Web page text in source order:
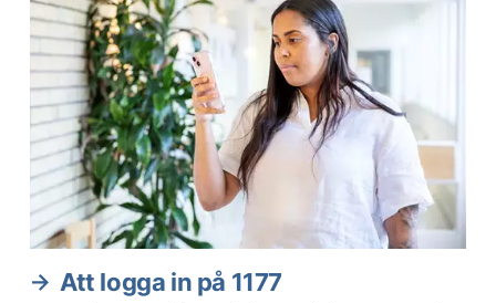
Att logga in på 1177